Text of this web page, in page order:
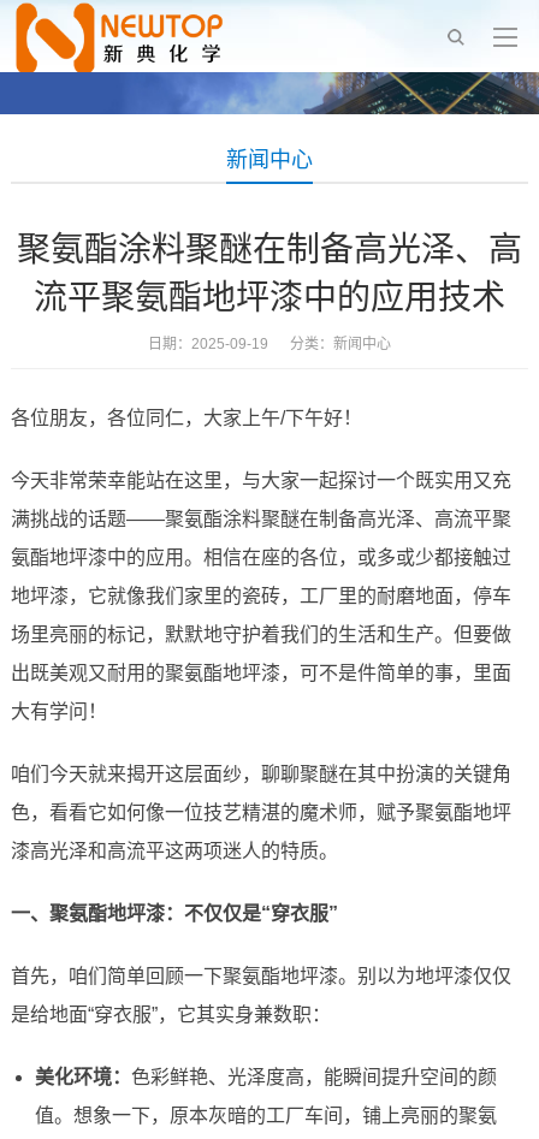
新闻中心
聚氨酯涂料聚醚在制备高光泽、高
流平聚氨酯地坪漆中的应用技术
日期：2025-09-19 分类： 新闻中心
各位朋友，各位同仁，大家上午/下午好！
今天非常荣幸能站在这里，与大家一起探讨一个既实用又充
满挑战的话题——聚氨酯涂料聚醚在制备高光泽、高流平聚
氨酯地坪漆中的应用。相信在座的各位，或多或少都接触过
地坪漆，它就像我们家里的瓷砖，工厂里的耐磨地面，停车
场里亮丽的标记，默默地守护着我们的生活和生产。但要做
出既美观又耐用的聚氨酯地坪漆，可不是件简单的事，里面
大有学问！
咱们今天就来揭开这层面纱，聊聊聚醚在其中扮演的关键角
色，看看它如何像一位技艺精湛的魔术师，赋予聚氨酯地坪
漆高光泽和高流平这两项迷人的特质。
一、聚氨酯地坪漆：不仅仅是“穿衣服”
首先，咱们简单回顾一下聚氨酯地坪漆。别以为地坪漆仅仅
是给地面“穿衣服”，它其实身兼数职：
美化环境： 色彩鲜艳、光泽度高，能瞬间提升空间的颜
值。想象一下，原本灰暗的工厂车间，铺上亮丽的聚氨